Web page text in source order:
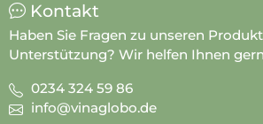
Kontakt
Haben Sie Fragen zu unseren
Unterstützung? Wir helfen Ihnen
0234 324 59 86
info@vinaglobo.de